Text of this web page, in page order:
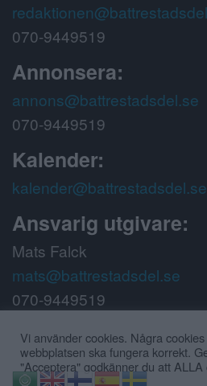
070-9449519
Annonsera:
annons@battrestadsdel.se
070-9449519
Kalender:
kalender@battrestadsdel.se
Ansvarig utgivare:
Mats Falck
mats@battrestadsdel.se
070-9449519
Följ oss på:
Vi använder cookies. Några
webbplatsen ska fungera korrekt.
"Acceptera" godkänner du att ALLA